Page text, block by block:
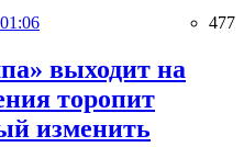
477
выходит на
торопит
изменить